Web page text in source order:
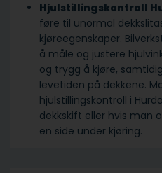
Hjulstillingskontroll
føre til unormal
kjøreegenskaper.
å måle og justere
og trygg å kjøre,
levetiden på dekkene.
hjulstillingskontroll i
dekkskift eller hvis man
en side under kjøring.